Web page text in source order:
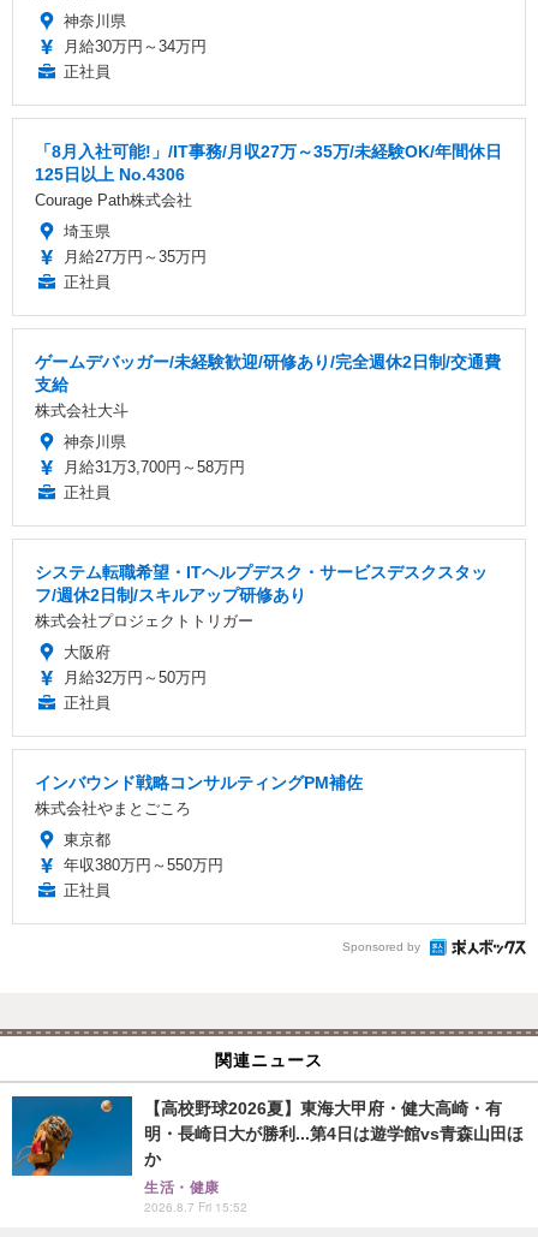
神奈川県
月給30万円～34万円
正社員
「8月入社可能!」/IT事務/月収27万～35万/未経験OK/年間休日
125日以上 No.4306
Courage Path株式会社
埼玉県
月給27万円～35万円
正社員
ゲームデバッガー/未経験歓迎/研修あり/完全週休2日制/交通費
支給
株式会社大斗
神奈川県
月給31万3,700円～58万円
正社員
システム転職希望・ITヘルプデスク・サービスデスクスタッ
フ/週休2日制/スキルアップ研修あり
株式会社プロジェクトトリガー
大阪府
月給32万円～50万円
正社員
インバウンド戦略コンサルティングPM補佐
株式会社やまとごころ
東京都
年収380万円～550万円
正社員
Sponsored by
関連ニュース
【高校野球2026夏】東海大甲府・健大高崎・有
明・長崎日大が勝利...第4日は遊学館vs青森山田ほ
か
生活・健康
2026.8.7 Fri 15:52